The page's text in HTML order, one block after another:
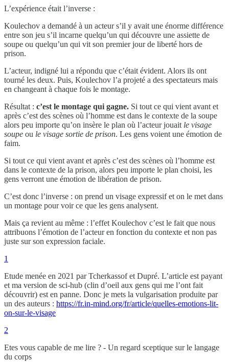
L’expérience était l’inverse :
Koulechov a demandé à un acteur s’il y avait une énorme différence
entre son jeu s’il incarne quelqu’un qui découvre une assiette de
soupe ou quelqu’un qui vit son premier jour de liberté hors de
prison.
L’acteur, indigné lui a répondu que c’était évident. Alors ils ont
tourné les deux. Puis, Koulechov l’a projeté a des spectateurs mais
en changeant à chaque fois le montage.
Résultat : c’est le montage qui gagne. Si tout ce qui vient avant et
après c’est des scènes où l’homme est dans le contexte de la soupe
alors peu importe qu’on insère le plan où l’acteur jouait le visage
soupe ou le visage sortie de prison. Les gens voient une émotion de
faim.
Si tout ce qui vient avant et après c’est des scènes où l’homme est
dans le contexte de la prison, alors peu importe le plan choisi, les
gens verront une émotion de libération de prison.
C’est donc l’inverse : on prend un visage expressif et on le met dans
un montage pour voir ce que les gens analysent.
Mais ça revient au même : l’effet Koulechov c’est le fait que nous
attribuons l’émotion de l’acteur en fonction du contexte et non pas
juste sur son expression faciale.
1
Etude menée en 2021 par Tcherkassof et Dupré. L’article est payant
et ma version de sci-hub (clin d’oeil aux gens qui me l’ont fait
découvrir) est en panne. Donc je mets la vulgarisation produite par
un des auteurs : https://fr.in-mind.org/fr/article/quelles-emotions-lit-
on-sur-le-visage
2
Etes vous capable de me lire ? - Un regard sceptique sur le langage
du corps